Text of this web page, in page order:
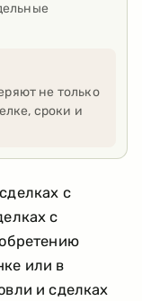
не только
сроки и
с
с
или в
и сделках